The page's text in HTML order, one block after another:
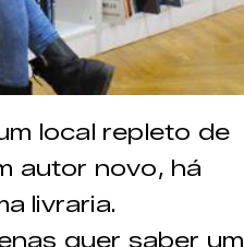
local repleto de
autor novo, há
livraria.
quer saber um